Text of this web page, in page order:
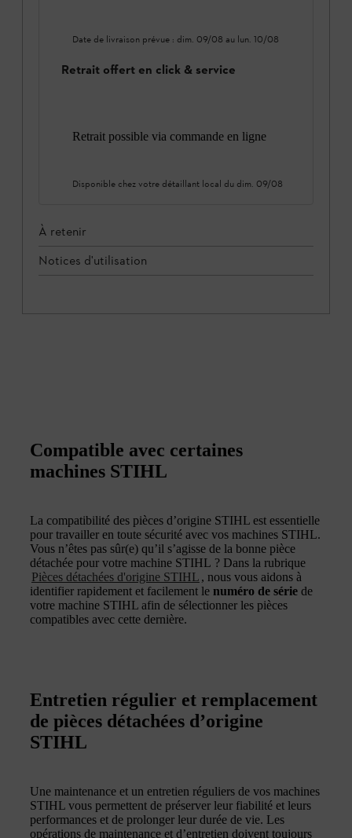
Date de livraison prévue : dim. 09/08 au lun. 10/08
Retrait offert en click & service
Retrait possible via commande en ligne
Disponible chez votre détaillant local du dim. 09/08
À retenir
Notices d'utilisation
Compatible avec certaines
machines STIHL
La compatibilité des pièces d’origine STIHL est essentielle
pour travailler en toute sécurité avec vos machines STIHL.
Vous n’êtes pas sûr(e) qu’il s’agisse de la bonne pièce
détachée pour votre machine STIHL ? Dans la rubrique
Pièces détachées d'origine STIHL , nous vous aidons à
identifier rapidement et facilement le numéro de série de
votre machine STIHL afin de sélectionner les pièces
compatibles avec cette dernière.
Entretien régulier et remplacement
de pièces détachées d’origine
STIHL
Une maintenance et un entretien réguliers de vos machines
STIHL vous permettent de préserver leur fiabilité et leurs
performances et de prolonger leur durée de vie. Les
opérations de maintenance et d’entretien doivent toujours